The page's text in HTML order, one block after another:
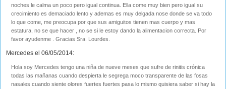
noches le calma un poco pero igual continua. Ella come muy bien pero igual su
crecimiento es demaciado lento y ademas es muy delgada nose donde se va todo
lo que come, me preocupa por que sus amiguitos tienen mas cuerpo y mas
estatura, no se que hacer , no se si le estoy dando la alimentacion correcta. Por
favor ayudenme . Gracias Sra. Lourdes.
Mercedes el 06/05/2014:
Hola soy Mercedes tengo una niña de nueve meses que sufre de rinitis crónica
todas las mañanas cuando despierta le segrega moco transparente de las fosas
nasales cuando siente olores fuertes fuertes pasa lo mismo quisiera saber si hay la